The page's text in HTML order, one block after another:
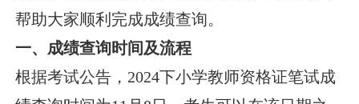
帮助大家顺利完成成绩查询。
一、成绩查询时间及流程
根据考试公告，2024下小学教师资格证笔试成